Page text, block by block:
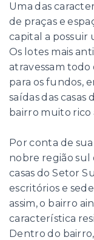
Uma das
de praças e
capital a possuir
Os lotes mais
atravessam
para os fundos,
saídas das
bairro muito
Por conta de
nobre região sul
casas do Setor
escritórios e
assim, o bairro
característica
Dentro do